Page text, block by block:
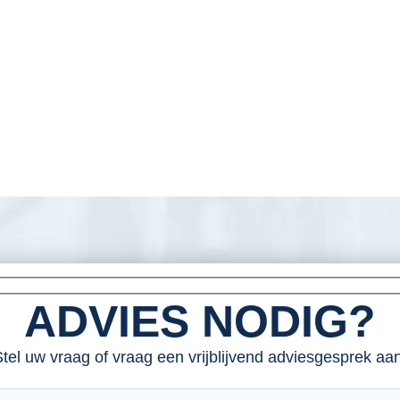
ADVIES NODIG?
uw vraag of vraag een vrijblijvend adviesgesprek